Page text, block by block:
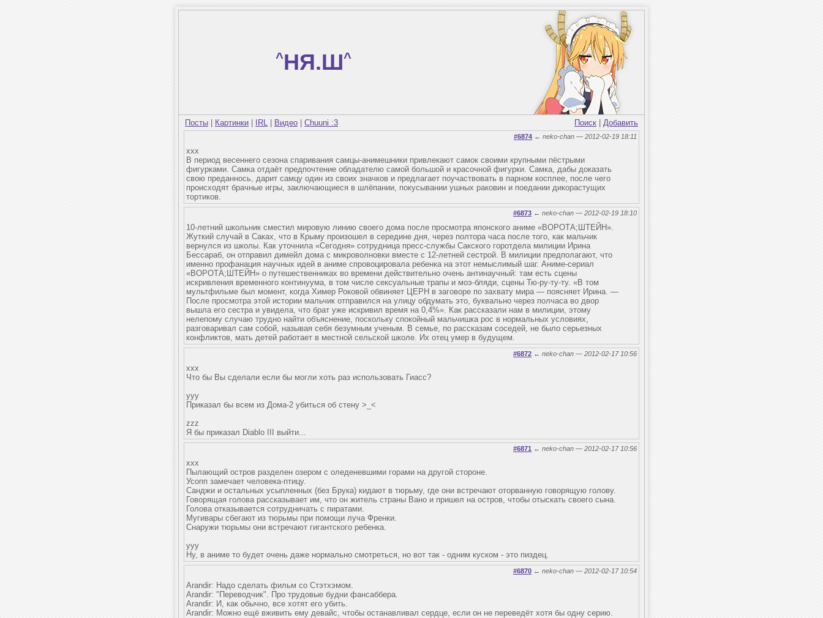
^НЯ.Ш^
Посты Картинки IRL Видео Chuuni :3 Поиск Добавить
#6874 ← neko-chan — 2012-02-19 18:11
xxx
В период весеннего сезона спаривания самцы-анимешники привлекают самок своими крупными пёстрыми
фигурками. Самка отдаёт предпочтение обладателю самой большой и красочной фигурки. Самка, дабы доказать
свою преданнось, дарит самцу один из своих значков и предлагает поучаствовать в парном косплее, после чего
происходят брачные игры, заключающиеся в шлёпании, покусывании ушных раковин и поедании дикорастущих
тортиков.
#6873 ← neko-chan — 2012-02-19 18:10
10-летний школьник сместил мировую линию своего дома после просмотра японского аниме «ВОРОТА;ШТЕЙН».
Жуткий случай в Саках, что в Крыму произошел в середине дня, через полтора часа после того, как мальчик
вернулся из школы. Как уточнила «Сегодня» сотрудница пресс-службы Сакского горотдела милиции Ирина
Бессараб, он отправил димейл дома с микроволновки вместе с 12-летней сестрой. В милиции предполагают, что
именно профанация научных идей в аниме спровоцировала ребенка на этот немыслимый шаг. Аниме-сериал
«ВОРОТА;ШТЕЙН» о путешественниках во времени действительно очень антинаучный: там есть сцены
искривления временного континуума, в том числе сексуальные трапы и моэ-бляди, сцены Тю-ру-ту-ту. «В том
мультфильме был момент, когда Химер Роковой обвиняет ЦЕРН в заговоре по захвату мира — поясняет Ирина. —
После просмотра этой истории мальчик отправился на улицу обдумать это, буквально через полчаса во двор
вышла его сестра и увидела, что брат уже искривил время на 0,4%». Как рассказали нам в милиции, этому
нелепому случаю трудно найти объяснение, поскольку спокойный мальчишка рос в нормальных условиях,
разговаривал сам собой, называя себя безумным ученым. В семье, по рассказам соседей, не было серьезных
конфликтов, мать детей работает в местной сельской школе. Их отец умер в будущем.
#6872 ← neko-chan — 2012-02-17 10:56
xxx
Что бы Вы сделали если бы могли хоть раз использовать Гиасс?
yyy
Приказал бы всем из Дома-2 убиться об стену >_<
zzz
Я бы приказал Diablo III выйти...
#6871 ← neko-chan — 2012-02-17 10:56
xxx
Пылающий остров разделен озером с оледеневшими горами на другой стороне.
Усопп замечает человека-птицу.
Санджи и остальных усыпленных (без Брука) кидают в тюрьму, где они встречают оторванную говорящую голову.
Говорящая голова рассказывает им, что он житель страны Вано и пришел на остров, чтобы отыскать своего сына.
Голова отказывается сотрудничать с пиратами.
Мугивары сбегают из тюрьмы при помощи луча Френки.
Снаружи тюрьмы они встречают гигантского ребенка.
yyy
Ну, в аниме то будет очень даже нормально смотреться, но вот так - одним куском - это пиздец.
#6870 ← neko-chan — 2012-02-17 10:54
Arandir: Надо сделать фильм со Стэтхэмом.
Arandir: "Переводчик". Про трудовые будни фансаббера.
Arandir: И, как обычно, все хотят его убить.
Arandir: Можно ещё вживить ему девайс, чтобы останавливал сердце, если он не переведёт хотя бы одну серию.